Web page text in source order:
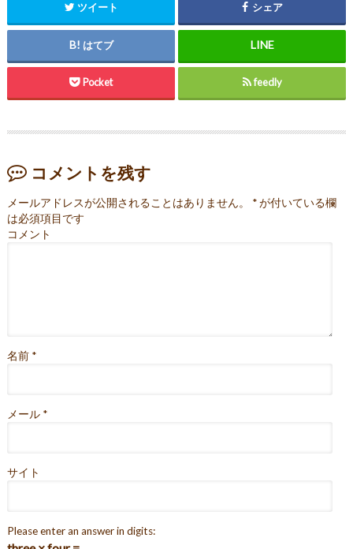
ツイート シェア
はてブ
Pocket feedly
コメントを残す
メールアドレスが公開されることはありません。 *が付いている欄
は必須項目です
コメント
名前 *
メール *
サイト
Please enter an answer in digits: